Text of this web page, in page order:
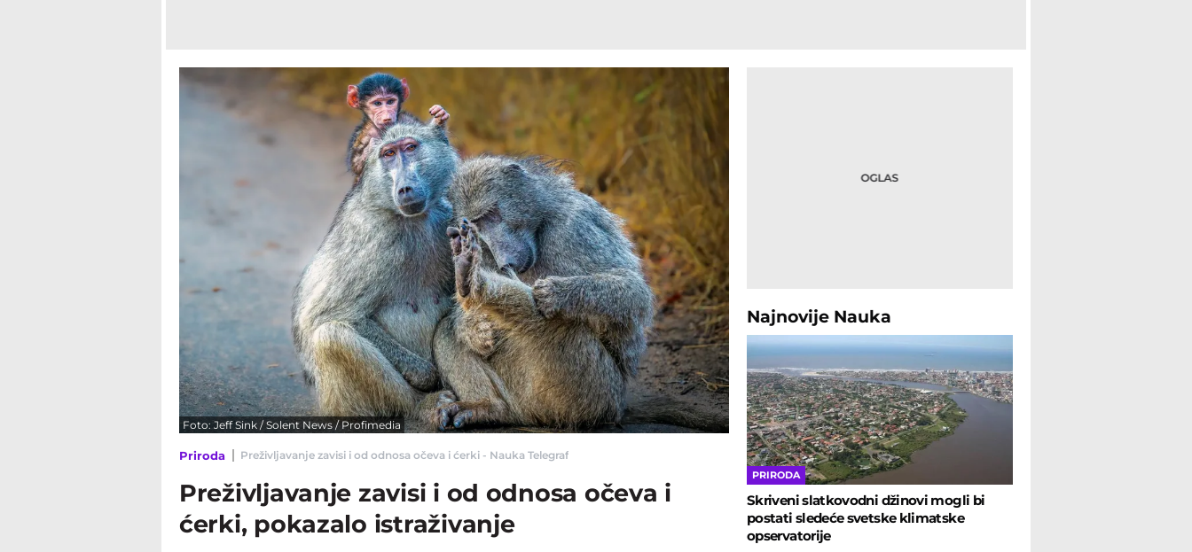
Foto: Jeff Sink / Solent News / Profimedia
Priroda Preživljavanje zavisi i od odnosa očeva i ćerki - Nauka Telegraf
Preživljavanje zavisi i od odnosa očeva i
ćerki, pokazalo istraživanje
Najnovije Nauka
PRIRODA
Skriveni slatkovodni džinovi mogli bi
postati sledeće svetske klimatske
opservatorije